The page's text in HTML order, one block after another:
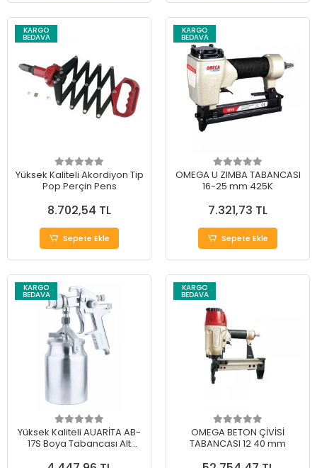
KARGO
BEDAVA
Yüksek Kaliteli Akordiyon Tip
Pop Perçin Pens
8.702,54 TL
Sepete Ekle
KARGO
BEDAVA
OMEGA U ZIMBA TABANCASI
16-25 mm 425K
7.321,73 TL
Sepete Ekle
KARGO
BEDAVA
Yüksek Kaliteli AUARİTA AB-
17S Boya Tabancası Alt
KARGO
BEDAVA
OMEGA BETON ÇİVİSİ
TABANCASI 12 40 mm